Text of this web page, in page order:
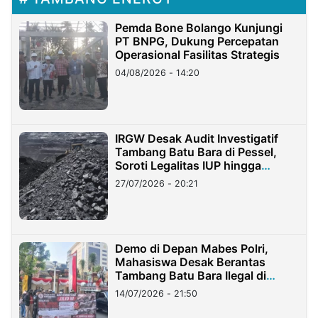
Pemda Bone Bolango Kunjungi
PT BNPG, Dukung Percepatan
Operasional Fasilitas Strategis
04/08/2026 - 14:20
IRGW Desak Audit Investigatif
Tambang Batu Bara di Pessel,
Soroti Legalitas IUP hingga
Stockpile
27/07/2026 - 20:21
Demo di Depan Mabes Polri,
Mahasiswa Desak Berantas
Tambang Batu Bara Ilegal di
Lampung
14/07/2026 - 21:50